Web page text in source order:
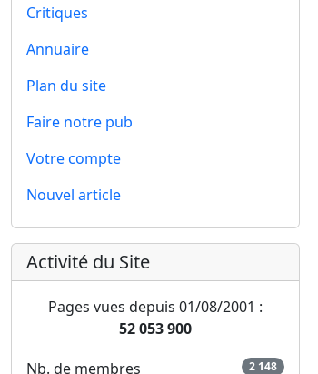
Critiques
Annuaire
Plan du site
Faire notre pub
Votre compte
Nouvel article
Activité du Site
Pages vues depuis 01/08/2001 :
52 053 900
Nb. de membres
2 148